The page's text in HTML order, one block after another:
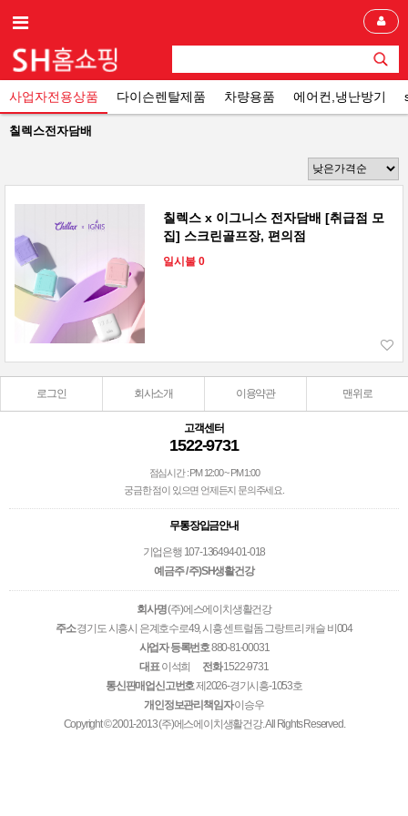
사업자전용상품 다이슨렌탈제품 차량용품 에어컨,냉난방기
칠렉스전자담배
칠렉스 x 이그니스 전자담배 [취급점 모
집] 스크린골프장, 편의점
일시불 0
로그인 회사소개 이용약관 맨위로
고객센터
1522-9731
점심시간 : PM 12:00 ~ PM 1:00
궁금한 점이 있으면 언제든지 문의주세요.
무통장입금안내
기업은행 107-136494-01-018
예금주 / 주)SH생활건강
회사명(주)에스에이치생활건강
주소경기도 시흥시 은계호수로49, 시흥 센트럴돔 그랑트리 캐슬 비004
사업자 등록번호880-81-00031
대표이석희 전화1522-9731
통신판매업신고번호제2026-경기시흥-1053호
개인정보관리책임자이승우
Copyright © 2001-2013 (주)에스에이치생활건강. All Rights Reserved.